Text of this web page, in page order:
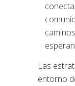
Las
entorno